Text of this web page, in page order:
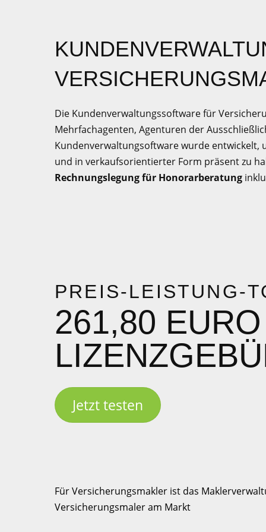
Die Kundenverwaltungssoftware für
Mehrfachagenten, Agenturen der
Kundenverwaltungsoftware wurde
und in verkaufsorientierter Form präsent zu
Rechnungslegung für Honorarberatung
PREIS-LEISTUNG-
261,80 EURO
Jetzt testen
Für Versicherungsmakler ist das
Versicherungsmaler am Markt